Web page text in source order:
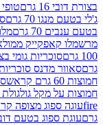
טופי כדורים
גרם
סוכריות ג'לי
מלו מרשמלו
ממולא 100 גרם
גומי בצורת עין כ50 יחידות 500 גרם
סוכריות חמוצות מאוד 60
סאוור מדנס
גולגולת 90 גרם
מצופה קרם וניל 300 גרם
בטעם דובדבן 250 גרם